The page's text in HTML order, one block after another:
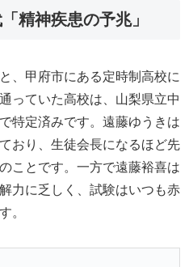
精神疾患の予兆」
、甲府市にある定時制高校に
っていた高校は、山梨県立中
特定済みです。遠藤ゆうきは
おり、生徒会長になるほど先
ことです。一方で遠藤裕喜は
力に乏しく、試験はいつも赤
。